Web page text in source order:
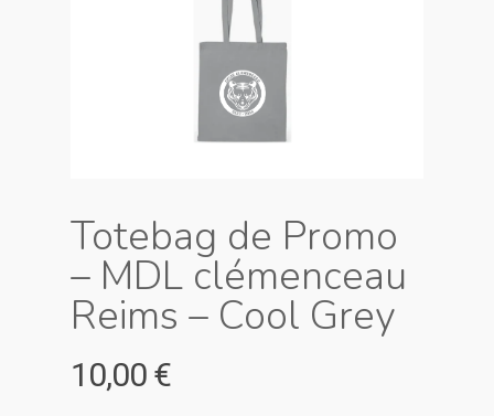
Totebag de Promo
– MDL clémenceau
Reims – Cool Grey
10,00 €